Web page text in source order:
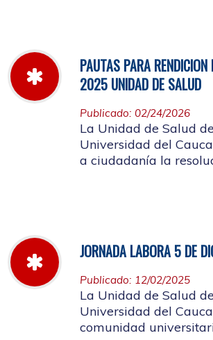
PAUTAS PARA RENDICION
2025 UNIDAD DE SALUD
Publicado: 02/24/2026
La Unidad de Salud
Universidad del
a ciudadanía la resoluciòn numero
JORNADA LABORA 5 DE
Publicado: 12/02/2025
La Unidad de Salud
Universidad del
comunidad